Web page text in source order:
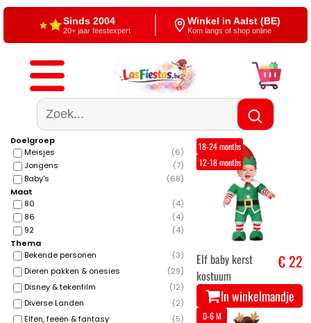
Gratis verzending 4,5/5 — Google
500+ reviews
Doelgroep
Meisjes
(6)
Jongens
(7)
Baby's
(68)
Maat
80
(4)
86
(4)
92
(4)
Thema
Bekende personen
(3)
Dieren pakken & onesies
(29)
Disney & tekenfilm
(12)
Diverse Landen
(2)
Elfen, feeën & fantasy
(5)
18-24 months
12-18 months
Elf baby kerst
kostuum
€ 22
In winkelmandje
0-6 M